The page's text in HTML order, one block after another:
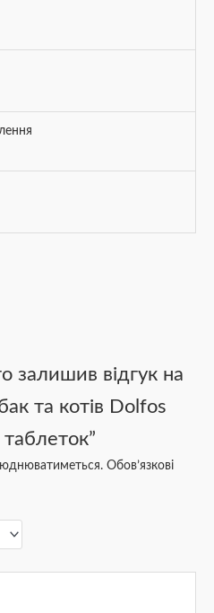
залишив відгук на
та котів Dolfos
Обов’язкові